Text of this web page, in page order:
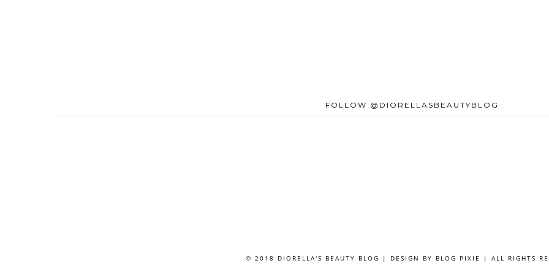
FOLLOW @DIORELLASBEAUTYBLOG
© 2018 DIORELLA'S BEAUTY BLOG | DESIGN BY BLOG PIXIE | ALL RIGHTS